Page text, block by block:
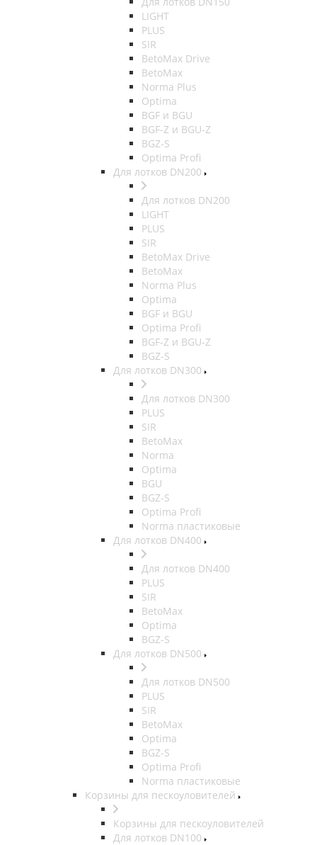
LIGHT
PLUS
SIR
BetoMax Drive
BetoMax
Norma Plus
Optima
BGF и BGU
BGF-Z и BGU-Z
BGZ-S
Optima Profi
Для лотков DN200
Для лотков DN200
LIGHT
PLUS
SIR
BetoMax Drive
BetoMax
Norma Plus
Optima
BGF и BGU
Optima Profi
BGF-Z и BGU-Z
BGZ-S
Для лотков DN300
Для лотков DN300
PLUS
SIR
BetoMax
Norma
Optima
BGU
BGZ-S
Optima Profi
Norma пластиковые
Для лотков DN400
Для лотков DN400
PLUS
SIR
BetoMax
Optima
BGZ-S
Для лотков DN500
Для лотков DN500
PLUS
SIR
BetoMax
Optima
BGZ-S
Optima Profi
Norma пластиковые
Корзины для пескоуловителей
Корзины для пескоуловителей
Для лотков DN100